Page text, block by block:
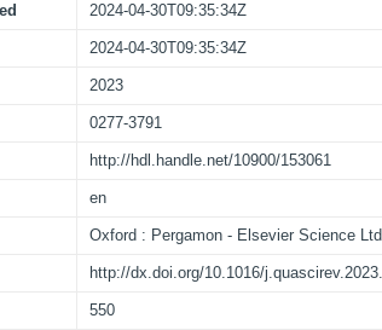
2024-04-30T09:35:34Z
2024-04-30T09:35:34Z
2023
0277-3791
http://hdl.handle.net/10900/153061
en
Oxford : Pergamon - Elsevier Science Ltd
http://dx.doi.org/10.1016/
550